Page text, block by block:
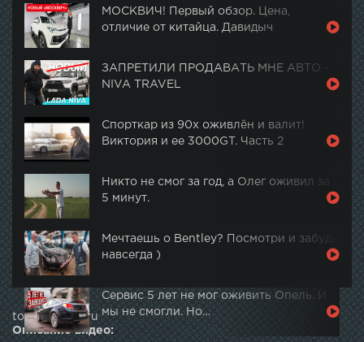
МОСКВИЧ! Первый обзор. Цена,
отличие от китайца. Давидыч
ЗАПРЕТИЛИ ПРОДАВАТЬ МНЕ АВТО -
NIVA TRAVEL
Спорткар из 90х оживлён и валит!
Виктория и ее 3000GT. Часть 2
Никто не смог за год, а Олег оживил за
5 минут.
Мечтаешь о Bentley? Посмотри и забудь
навсегда )
Сервис 5 лет не мог оживить Опель. И
мы не смогли. Но…
topautotube.ru
Описание видео: